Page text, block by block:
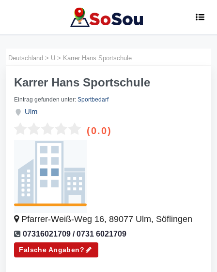
Deutschland > U > Karrer Hans Sportschule
Karrer Hans Sportschule
Eintrag gefunden unter: Sportbedarf
Ulm
(0.0)
Pfarrer-Weiß-Weg 16, 89077 Ulm, Söflingen
07316021709 / 0731 6021709
Falsche Angaben?